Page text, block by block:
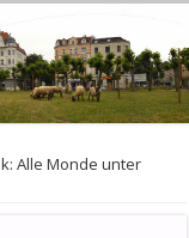
Alle Monde unter